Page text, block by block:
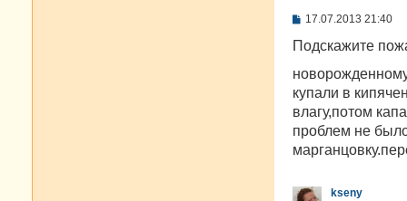
С
о
щ
е
н
и
е
17.07.2013 21:40
Подскажите
купали в
влагу,потом
проблем не
kseny